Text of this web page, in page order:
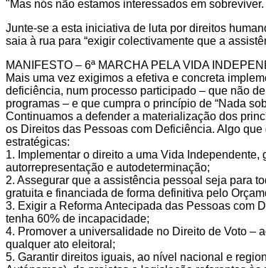
"Mas nós não estamos interessados em
Junte-se a esta iniciativa de luta por direitos
saia à rua para “exigir colectivamente que a
MANIFESTO – 6ª MARCHA PELA VIDA
Mais uma vez exigimos a efetiva e concreta
deficiência, num processo participado – que não
programas – e que cumpra o princípio de “Nada
Continuamos a defender a materialização dos
os Direitos das Pessoas com Deficiência. Algo
estratégicas:
1. Implementar o direito a uma Vida Independente,
autorrepresentação e autodeterminação;
2. Assegurar que a assistência pessoal seja para
gratuita e financiada de forma definitiva pelo
3. Exigir a Reforma Antecipada das Pessoas com
tenha 60% de incapacidade;
4. Promover a universalidade no Direito de Voto –
qualquer ato eleitoral;
5. Garantir direitos iguais, ao nível nacional e